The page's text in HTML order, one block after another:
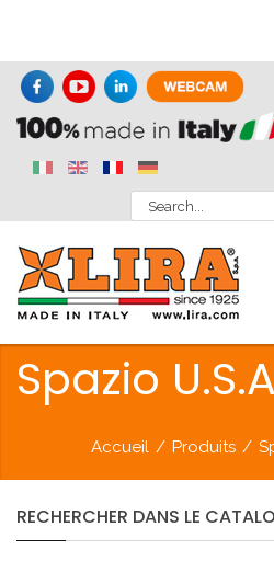
Spazio
Accueil / Produits /
RECHERCHER DANS LE